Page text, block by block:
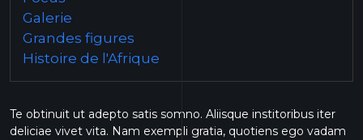
Galerie
Grandes figures
Histoire de l'Afrique
Te obtinuit ut adepto satis somno. Aliisque institoribus iter
deliciae vivet vita. Nam exempli gratia, quotiens ego vadam